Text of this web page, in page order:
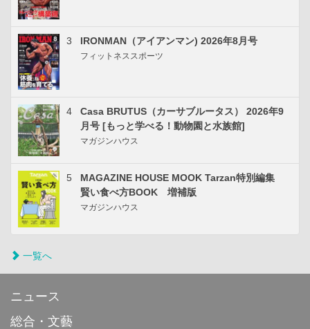
3 IRONMAN（アイアンマン) 2026年8月号
フィットネススポーツ
4
Casa BRUTUS（カーサブルータス） 2026年9
月号 [もっと学べる！動物園と水族館]
マガジンハウス
5
MAGAZINE HOUSE MOOK Tarzan特別編集
賢い食べ方BOOK 増補版
マガジンハウス
一覧へ
ニュース
総合・文藝